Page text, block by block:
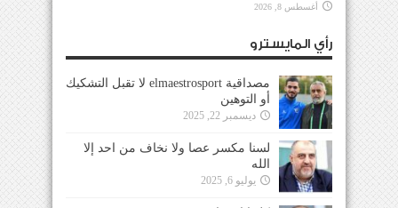
أغسطس 8, 2026
رأي المايسترو
مصداقية elmaestrosport لا تقبل التشكيك
أو التوهين
ديسمبر 22, 2025
لسنا مكسر عصا ولا نخاف من احد إلا
الله
يوليو 6, 2025